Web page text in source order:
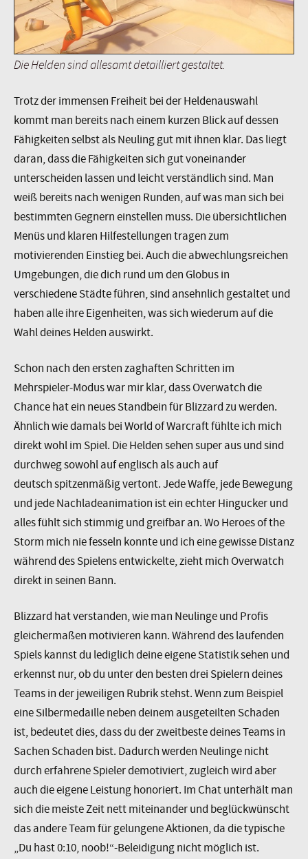
Die Helden sind allesamt detailliert gestaltet.
Trotz der immensen Freiheit bei der Heldenauswahl
kommt man bereits nach einem kurzen Blick auf dessen
Fähigkeiten selbst als Neuling gut mit ihnen klar. Das liegt
daran, dass die Fähigkeiten sich gut voneinander
unterscheiden lassen und leicht verständlich sind. Man
weiß bereits nach wenigen Runden, auf was man sich bei
bestimmten Gegnern einstellen muss. Die übersichtlichen
Menüs und klaren Hilfestellungen tragen zum
motivierenden Einstieg bei. Auch die abwechlungsreichen
Umgebungen, die dich rund um den Globus in
verschiedene Städte führen, sind ansehnlich gestaltet und
haben alle ihre Eigenheiten, was sich wiederum auf die
Wahl deines Helden auswirkt.
Schon nach den ersten zaghaften Schritten im
Mehrspieler-Modus war mir klar, dass Overwatch die
Chance hat ein neues Standbein für Blizzard zu werden.
Ähnlich wie damals bei World of Warcraft fühlte ich mich
direkt wohl im Spiel. Die Helden sehen super aus und sind
durchweg sowohl auf englisch als auch auf
deutsch spitzenmäßig vertont. Jede Waffe, jede Bewegung
und jede Nachladeanimation ist ein echter Hingucker und
alles fühlt sich stimmig und greifbar an. Wo Heroes of the
Storm mich nie fesseln konnte und ich eine gewisse Distanz
während des Spielens entwickelte, zieht mich Overwatch
direkt in seinen Bann.
Blizzard hat verstanden, wie man Neulinge und Profis
gleichermaßen motivieren kann. Während des laufenden
Spiels kannst du lediglich deine eigene Statistik sehen und
erkennst nur, ob du unter den besten drei Spielern deines
Teams in der jeweiligen Rubrik stehst. Wenn zum Beispiel
eine Silbermedaille neben deinem ausgeteilten Schaden
ist, bedeutet dies, dass du der zweitbeste deines Teams in
Sachen Schaden bist. Dadurch werden Neulinge nicht
durch erfahrene Spieler demotiviert, zugleich wird aber
auch die eigene Leistung honoriert. Im Chat unterhält man
sich die meiste Zeit nett miteinander und beglückwünscht
das andere Team für gelungene Aktionen, da die typische
„Du hast 0:10, noob!“-Beleidigung nicht möglich ist.